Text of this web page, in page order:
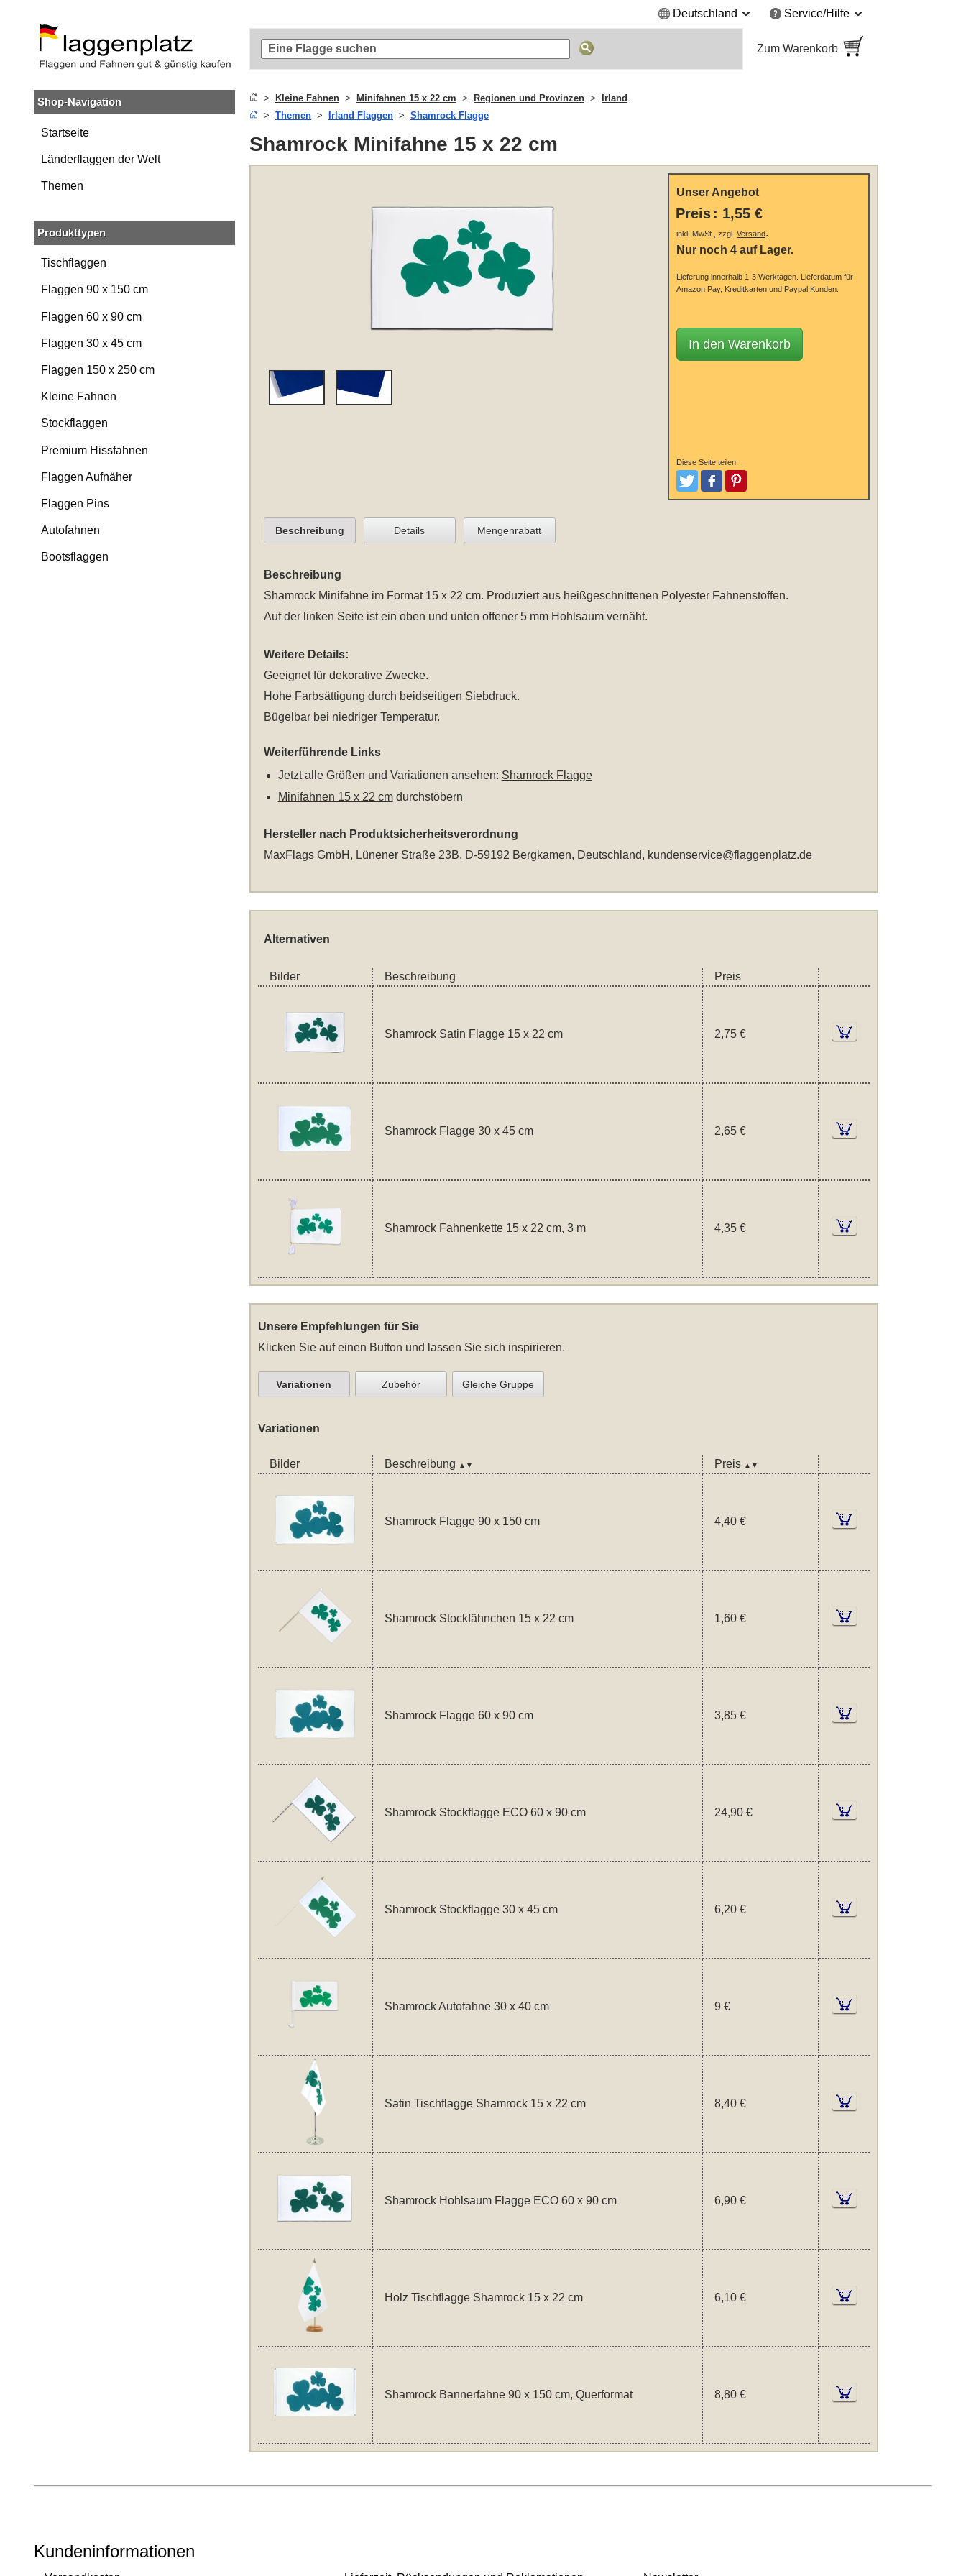
Hauptinhalt
springen
Suche
Zur
Navigation
springen
Deutschland Service/Hilfe
Zum Warenkorb
Shop-Navigation
Startseite
Länderflaggen der Welt
Themen
Produkttypen
Tischflaggen
Flaggen 90 x 150 cm
Flaggen 60 x 90 cm
Flaggen 30 x 45 cm
Flaggen 150 x 250 cm
Kleine Fahnen
Stockflaggen
Premium Hissfahnen
Flaggen Aufnäher
Flaggen Pins
Autofahnen
Bootsflaggen
Kleine Fahnen Minifahnen 15 x 22 cm Regionen und Provinzen
Irland
Themen
Irland Flaggen Shamrock Flagge
Shamrock Minifahne 15 x 22 cm
Unser Angebot
Preis : 1,55 €
inkl. MwSt., zzgl. Versand.
Nur noch 4 auf Lager.
Lieferung innerhalb 1-3 Werktagen.
Lieferdatum für
Amazon Pay, Kreditkarten und Paypal Kunden:
In den Warenkorb
Diese Seite teilen:
TweetenPostenPinterest
Beschreibung Details Mengenrabatt
Beschreibung
Shamrock Minifahne im Format 15 x 22 cm. Produziert aus heißgeschnittenen Polyester Fahnenstoffen.
Auf der linken Seite ist ein oben und unten offener 5 mm Hohlsaum vernäht.
Weitere Details:
Geeignet für dekorative Zwecke.
Hohe Farbsättigung durch beidseitigen Siebdruck.
Bügelbar bei niedriger Temperatur.
Weiterführende Links
Jetzt alle Größen und Variationen ansehen: Shamrock Flagge
Minifahnen 15 x 22 cmdurchstöbern
Hersteller nach Produktsicherheitsverordnung
MaxFlags GmbH, Lünener Straße 23B, D-59192 Bergkamen, Deutschland, kundenservice@flaggenplatz.de
Alternativen
Bilder Beschreibung Preis
Shamrock Satin Flagge 15 x 22 cm 2,75 €
Shamrock Flagge 30 x 45 cm 2,65 €
Shamrock Fahnenkette 15 x 22 cm, 3 m 4,35 €
Unsere Empfehlungen für Sie
Klicken Sie auf einen Button und lassen Sie sich inspirieren.
Variationen Zubehör Gleiche Gruppe
Variationen
Bilder Beschreibung ▲▼ Preis ▲▼
Shamrock Flagge 90 x 150 cm 4,40 €
Shamrock Stockfähnchen 15 x 22 cm 1,60 €
Shamrock Flagge 60 x 90 cm 3,85 €
Shamrock Stockflagge ECO 60 x 90 cm 24,90 €
Shamrock Stockflagge 30 x 45 cm 6,20 €
Shamrock Autofahne 30 x 40 cm 9 €
Satin Tischflagge Shamrock 15 x 22 cm 8,40 €
Shamrock Hohlsaum Flagge ECO 60 x 90 cm 6,90 €
Holz Tischflagge Shamrock 15 x 22 cm 6,10 €
Shamrock Bannerfahne 90 x 150 cm, Querformat 8,80 €
Kundeninformationen